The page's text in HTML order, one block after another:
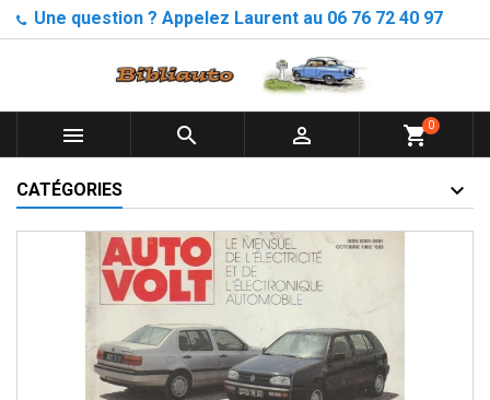
Une question ? Appelez Laurent au 06 76 72 40 97
   shopping_cart0
CATÉGORIES